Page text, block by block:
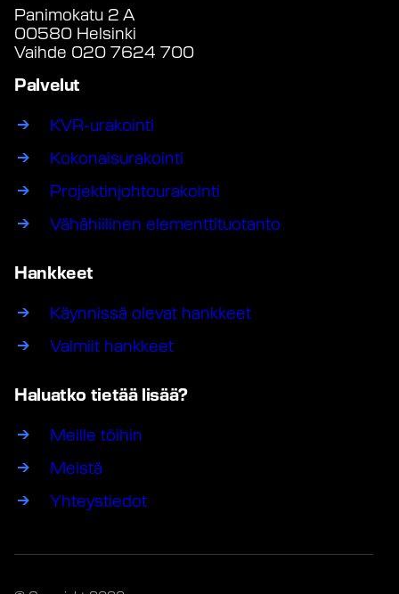
Panimokatu 2 A
00580 Helsinki
Vaihde 020 7624 700
Palvelut
KVR-urakointi
Kokonaisurakointi
Projektinjohtourakointi
Vähähiilinen elementtituotanto
Hankkeet
Käynnissä olevat hankkeet
Valmiit hankkeet
Haluatko tietää lisää?
Meille töihin
Meistä
Yhteystiedot